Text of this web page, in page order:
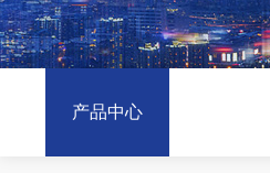
产品中心